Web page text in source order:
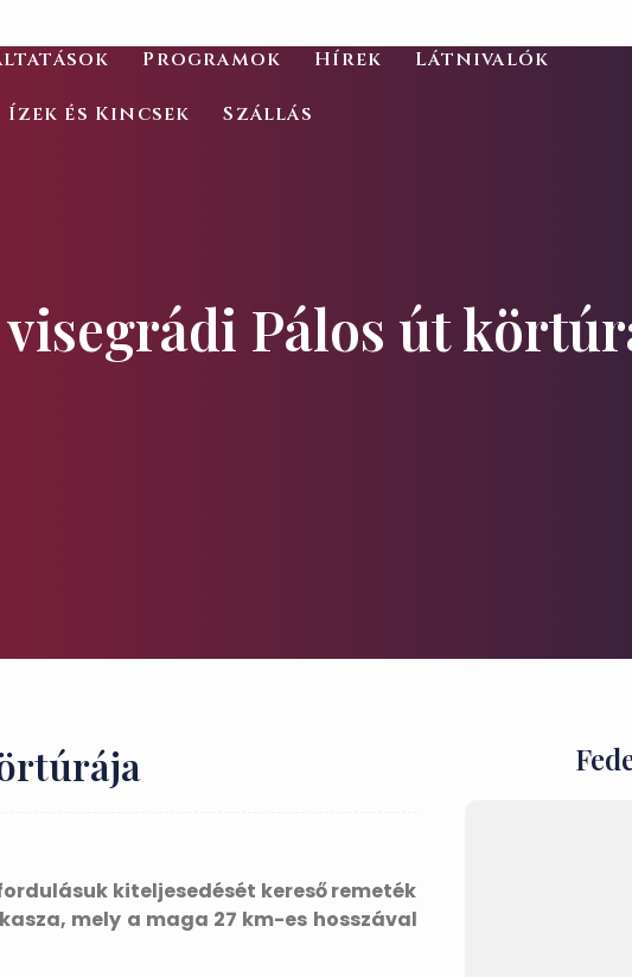
Programok Hírek Látnivalók
Ízek és Kincsek Szállás
visegrádi Pálos út
kiteljesedését kereső remeték
mely a maga 27 km-es hosszával